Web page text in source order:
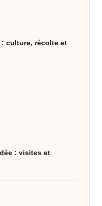
: culture, récolte et
: visites et